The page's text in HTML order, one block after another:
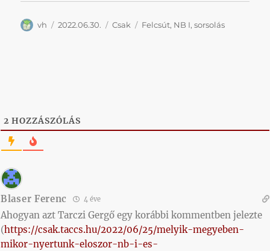
Szerző
vh Közzétéve
2022.06.30. Kategória
Csak Címke
Felcsút, NB I,sorsolás
2 HOZZÁSZÓLÁS
Blaser Ferenc 4 éve
Ahogyan azt Tarczi Gergő egy korábbi kommentben jelezte
(https://csak.taccs.hu/2022/06/25/melyik-megyeben-
mikor-nyertunk-eloszor-nb-i-es-